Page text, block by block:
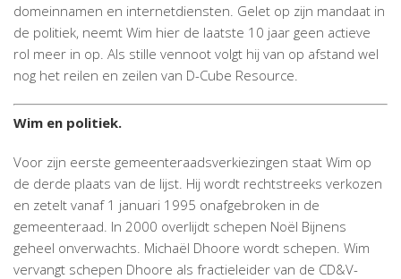
domeinnamen en internetdiensten. Gelet op zijn mandaat in
de politiek, neemt Wim hier de laatste 10 jaar geen actieve
rol meer in op. Als stille vennoot volgt hij van op afstand wel
nog het reilen en zeilen van D-Cube Resource.
Wim en politiek.
Voor zijn eerste gemeenteraadsverkiezingen staat Wim op
de derde plaats van de lijst. Hij wordt rechtstreeks verkozen
en zetelt vanaf 1 januari 1995 onafgebroken in de
gemeenteraad. In 2000 overlijdt schepen Noël Bijnens
geheel onverwachts. Michaël Dhoore wordt schepen. Wim
vervangt schepen Dhoore als fractieleider van de CD&V-